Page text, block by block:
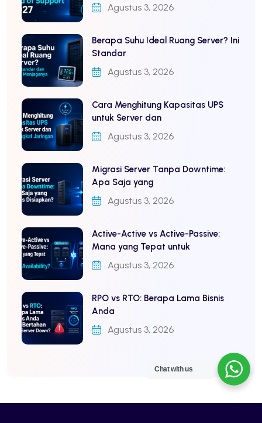
Agustus 3, 2026
Berapa Suhu Ideal Ruang Server? Ini
Standar
Agustus 3, 2026
Cara Menghitung Kapasitas UPS
untuk Server dan
Agustus 3, 2026
Migrasi Server Tanpa Downtime:
Apa Saja yang
Agustus 3, 2026
Active-Active vs Active-Passive:
Mana yang Tepat untuk
Agustus 3, 2026
RPO vs RTO: Berapa Lama Bisnis
Anda
Agustus 3, 2026
Chat with us